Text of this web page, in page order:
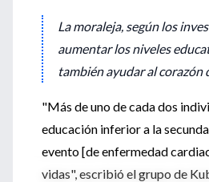
La moraleja, según los
aumentar los niveles
también ayudar al corazón
"Más de uno de cada dos
educación inferior a la
evento [de enfermedad
vidas", escribió el grupo de